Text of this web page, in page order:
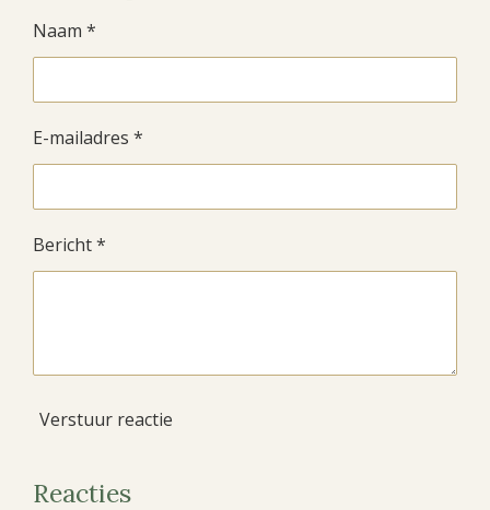
Naam *
E-mailadres *
Bericht *
Verstuur reactie
Reacties